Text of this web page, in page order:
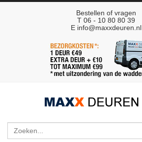
Bestellen of vragen
T 06 - 10 80 80 39
E info@maxxdeuren.nl
Zoeken